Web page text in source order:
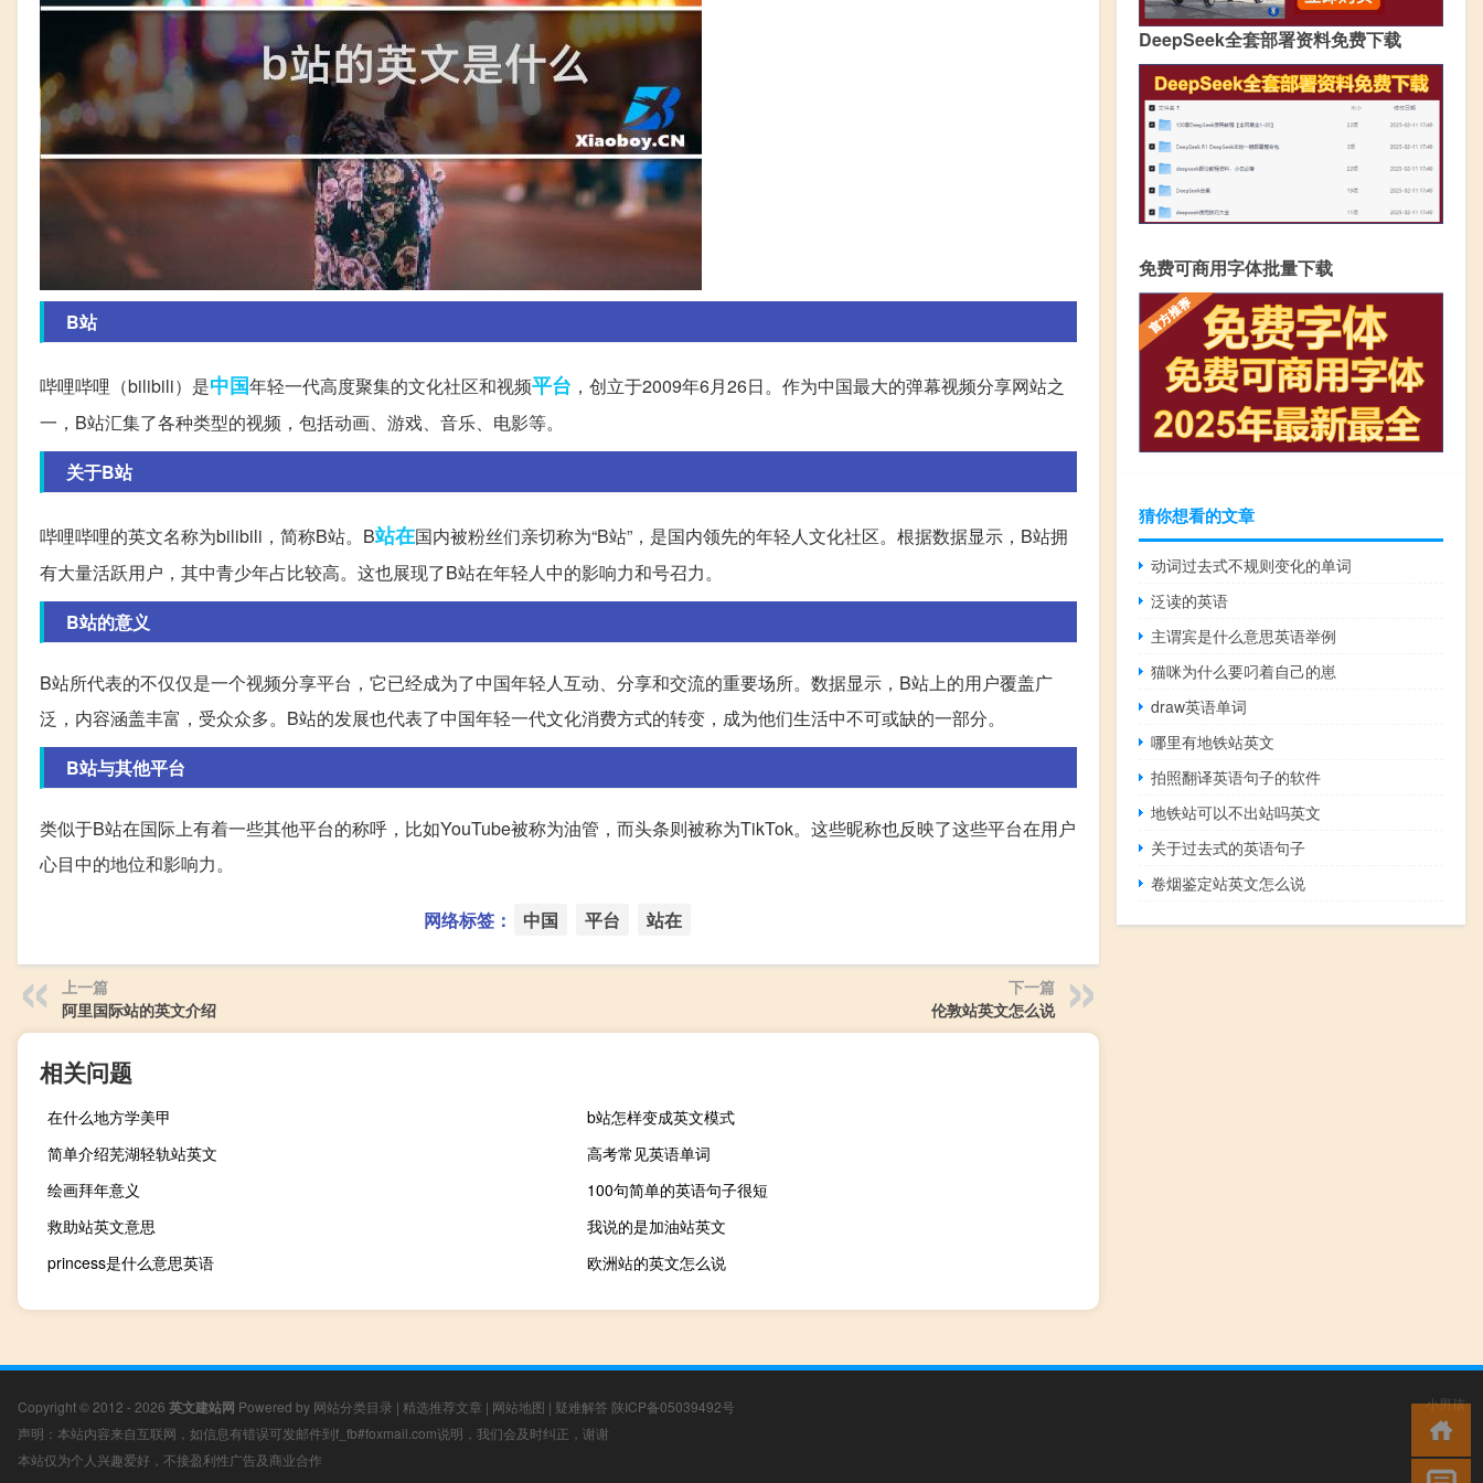
B站
哔哩哔哩（bilibili）是中国年轻一代高度聚集的文化社区和视频平台 ，创立于2009年6月26日。作为中国最大的弹幕视频分享网站之
一，B站汇集了各种类型的视频，包括动画、游戏、音乐、电影等。
关于B站
哔哩哔哩的英文名称为bilibili，简称B站。B站在国内被粉丝们亲切称为“B站”，是国内领先的年轻人文化社区。根据数据显示，B站拥
有大量活跃用户，其中青少年占比较高。这也展现了B站在年轻人中的影响力和号召力。
B站的意义
B站所代表的不仅仅是一个视频分享平台，它已经成为了中国年轻人互动、分享和交流的重要场所。数据显示，B站上的用户覆盖广
泛，内容涵盖丰富，受众众多。B站的发展也代表了中国年轻一代文化消费方式的转变，成为他们生活中不可或缺的一部分。
B站与其他平台
类似于B站在国际上有着一些其他平台的称呼，比如YouTube被称为油管，而头条则被称为TikTok。这些昵称也反映了这些平台在用户
心目中的地位和影响力。
网络标签： 中国 平台 站在
上一篇
阿里国际站的英文介绍
下一篇
伦敦站英文怎么说
相关问题
在什么地方学美甲
b站怎样变成英文模式
简单介绍芜湖轻轨站英文
高考常见英语单词
绘画拜年意义
100句简单的英语句子很短
救助站英文意思
我说的是加油站英文
princess是什么意思英语
欧洲站的英文怎么说
DeepSeek全套部署资料免费下载
免费可商用字体批量下载
猜你想看的文章
动词过去式不规则变化的单词
泛读的英语
主谓宾是什么意思英语举例
猫咪为什么要叼着自己的崽
draw英语单词
哪里有地铁站英文
拍照翻译英语句子的软件
地铁站可以不出站吗英文
关于过去式的英语句子
卷烟鉴定站英文怎么说
Copyright © 2012 - 2026 英文建站网 Powered by 网站分类目录 | 精选推荐文章 | 网站地图 | 疑难解答 陕ICP备05039492号
声明：本站内容来自互联网，如信息有错误可发邮件到f_fb#foxmail.com说明，我们会及时纠正，谢谢
本站仅为个人兴趣爱好，不接盈利性广告及商业合作
小男孩